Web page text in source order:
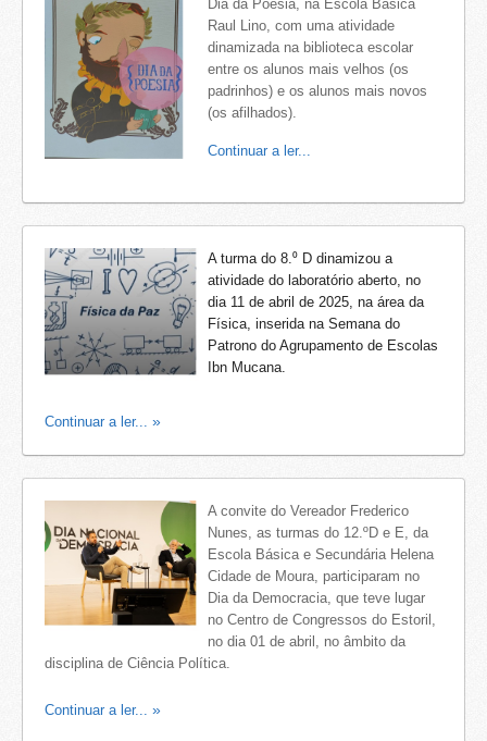
Dia da Poesia, na Escola Básica
Raul Lino, com uma atividade
dinamizada na biblioteca escolar
entre os alunos mais velhos (os
padrinhos) e os alunos mais novos
(os afilhados).
Continuar a ler...
A turma do 8.⁰ D dinamizou a
atividade do laboratório aberto, no
dia 11 de abril de 2025, na área da
Física, inserida na Semana do
Patrono do Agrupamento de Escolas
Ibn Mucana.
Continuar a ler...
A convite do Vereador Frederico
Nunes, as turmas do 12.ºD e E, da
Escola Básica e Secundária Helena
Cidade de Moura, participaram no
Dia da Democracia, que teve lugar
no Centro de Congressos do Estoril,
no dia 01 de abril, no âmbito da
disciplina de Ciência Política.
Continuar a ler...